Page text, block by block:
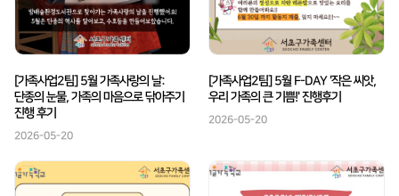
[가족사업2팀] 5월 가족사랑의 날:
단종의 눈물, 가족의 마음으로 닦아주기
진행 후기
2026-05-20
[가족사업2팀] 5월 F-DAY '작은 씨앗,
우리 가족의 큰 기쁨!' 진행후기
2026-05-20